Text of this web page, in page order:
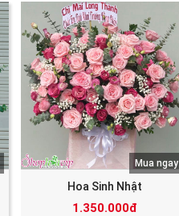
Hoa Sinh Nhật
1.350.000đ
Mua ngay